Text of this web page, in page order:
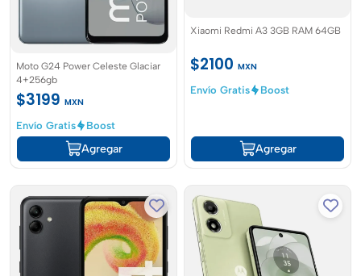
Moto G24 Power Celeste Glaciar
4+256gb
$3199 MXN
Envío Gratis
Boost
Agregar
Xiaomi Redmi A3 3GB RAM 64GB
$2100 MXN
Envío Gratis
Boost
Agregar